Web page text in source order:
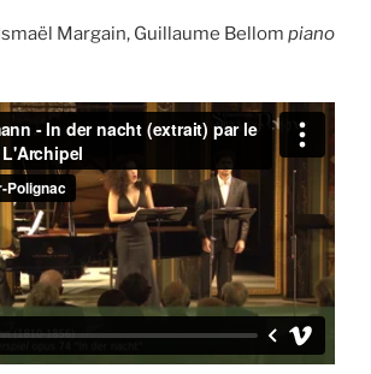
Ismaël Margain, Guillaume Bellom piano